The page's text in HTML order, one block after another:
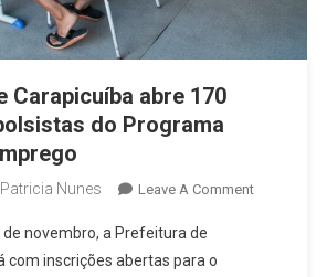
Carapicuíba abre 170
do Programa
Patricia Nunes Leave A CommentOn
de novembro, a Prefeitura de
com inscrições abertas para o